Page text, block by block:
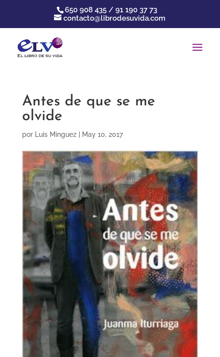
650 908 435 / 91 190 37 73
contacto@librodesuvida.com
Antes de que se me
olvide
por Luis Minguez| May 10, 2017